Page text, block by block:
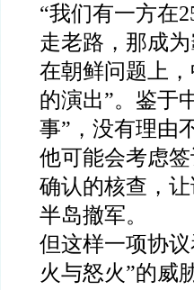
“我们有一方在
走老路，那成
在朝鲜问题上
的演出”。 鉴于
事”，没有理由
他可能会考虑
确认的核查，
半岛撤军。
但这样一项协
火与怒火”的威